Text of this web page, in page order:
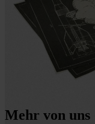
Mehr von uns